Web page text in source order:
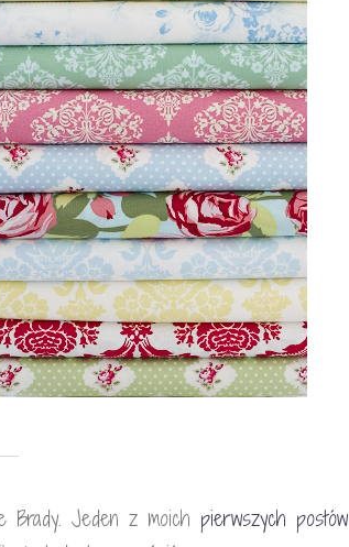
Brady. Jeden z moich pierwszych postów